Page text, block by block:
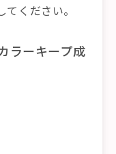
ください。
ラーキープ成